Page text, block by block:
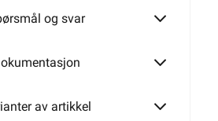
og svar
av artikkel